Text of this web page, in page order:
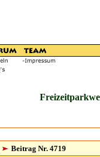
Beitrag Nr. 4719